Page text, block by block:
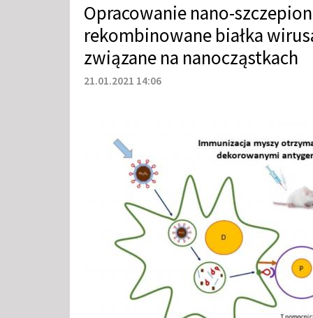
Opracowanie nano-
rekombinowane białka
związane na nanocząstkach
21.01.2021 14:06